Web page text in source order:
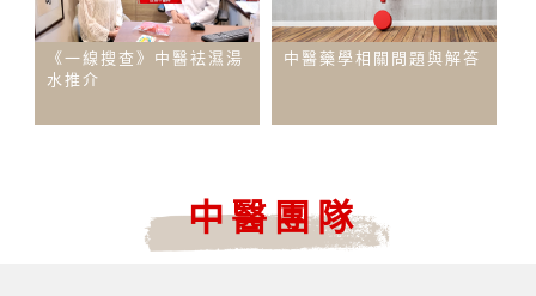
《一線搜查》中醫袪濕湯
水推介
中醫藥學相關問題與解答
中醫團隊